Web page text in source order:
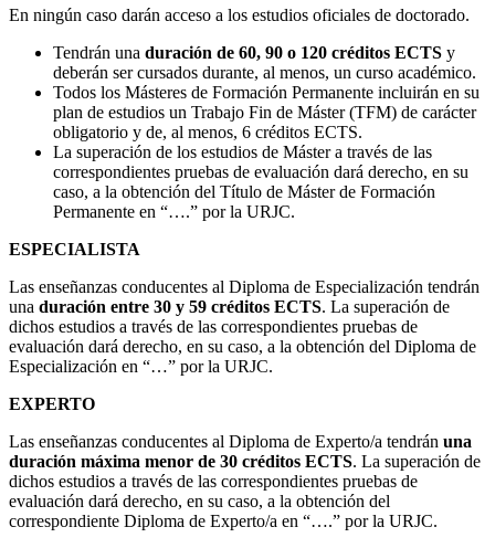
En ningún caso darán acceso a los estudios oficiales de doctorado.
Tendrán una duración de 60, 90 o 120 créditos ECTS y
deberán ser cursados durante, al menos, un curso académico.
Todos los Másteres de Formación Permanente incluirán en su
plan de estudios un Trabajo Fin de Máster (TFM) de carácter
obligatorio y de, al menos, 6 créditos ECTS.
La superación de los estudios de Máster a través de las
correspondientes pruebas de evaluación dará derecho, en su
caso, a la obtención del Título de Máster de Formación
Permanente en “….” por la URJC.
ESPECIALISTA
Las enseñanzas conducentes al Diploma de Especialización tendrán
una duración entre 30 y 59 créditos ECTS. La superación de
dichos estudios a través de las correspondientes pruebas de
evaluación dará derecho, en su caso, a la obtención del Diploma de
Especialización en “…” por la URJC.
EXPERTO
Las enseñanzas conducentes al Diploma de Experto/a tendrán una
duración máxima menor de 30 créditos ECTS. La superación de
dichos estudios a través de las correspondientes pruebas de
evaluación dará derecho, en su caso, a la obtención del
correspondiente Diploma de Experto/a en “….” por la URJC.